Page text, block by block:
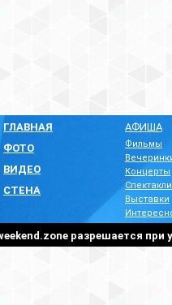
ГЛАВНАЯ
ФОТО
ВИДЕО
СТЕНА
АФИША
Фильмы
Концерты
Спектакли
Выставки
разрешается